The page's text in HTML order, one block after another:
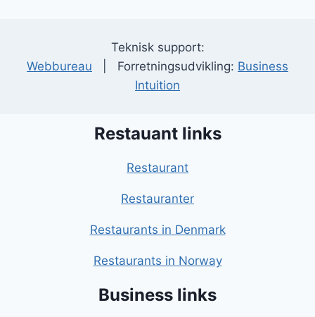
Teknisk support:
Webbureau | Forretningsudvikling: Business
Intuition
Restauant links
Restaurant
Restauranter
Restaurants in Denmark
Restaurants in Norway
Business links